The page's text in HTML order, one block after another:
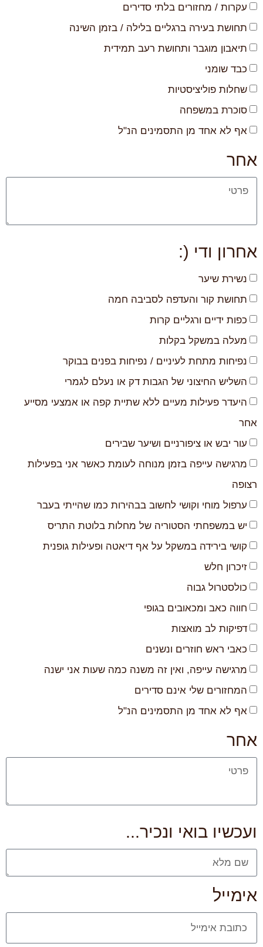
עקרות / מחזורים בלתי סדירים
תחושת בעירה ברגליים בלילה / בזמן השינה
תיאבון מוגבר ותחושת רעב תמידית
כבד שומני
שחלות פוליציסטיות
סוכרת במשפחה
אף לא אחד מן התסמינים הנ"ל
אחר
אחרון ודי (:
נשירת שיער
תחושת קור והעדפה לסביבה חמה
כפות ידיים ורגליים קרות
מעלה במשקל בקלות
נפיחות מתחת לעיניים / נפיחות בפנים בבוקר
השליש החיצוני של הגבות דק או נעלם לגמרי
היעדר פעילות מעיים ללא שתיית קפה או אמצעי מסייע
אחר
עור יבש או ציפורניים ושיער שבירים
מרגישה עייפה בזמן מנוחה לעומת כאשר אני בפעילות
רצופה
ערפול מוחי וקושי לחשוב בבהירות כמו שהייתי בעבר
יש במשפחתי הסטוריה של מחלות בלוטת התריס
קושי בירידה במשקל על אף דיאטה ופעילות גופנית
זיכרון חלש
כולסטרול גבוה
חווה כאב ומכאובים בגופי
דפיקות לב מואצות
כאבי ראש חוזרים ונשנים
מרגישה עייפה, ואין זה משנה כמה שעות אני ישנה
המחזורים שלי אינם סדירים
אף לא אחד מן התסמינים הנ"ל
אחר
ועכשיו בואי ונכיר...
אימייל